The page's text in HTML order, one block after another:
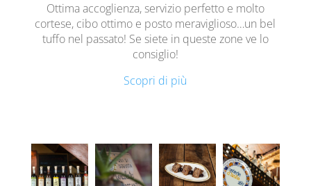
Ottima accoglienza, servizio perfetto e molto
cortese, cibo ottimo e posto meraviglioso…un bel
tuffo nel passato! Se siete in queste zone ve lo
consiglio!
Scopri di più